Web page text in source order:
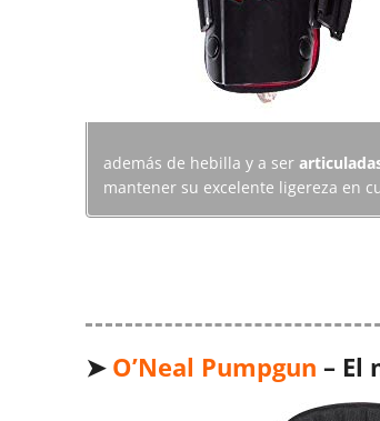
además de hebilla y a ser
mantener su excelente ligereza en
➤ O’Neal Pumpgun – El